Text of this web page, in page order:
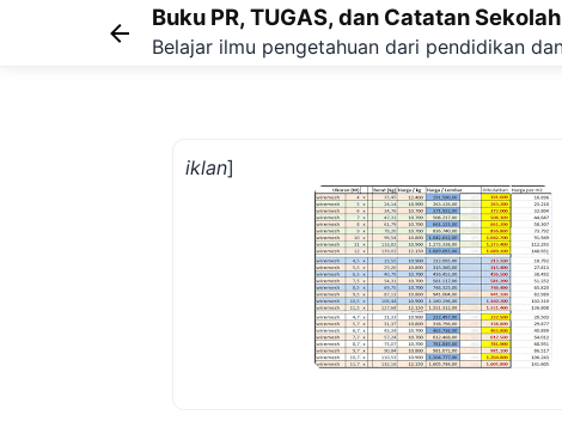
Buku PR, TUGAS, dan Catatan Sekolah
Belajar ilmu pengetahuan dari pendidikan
iklan]